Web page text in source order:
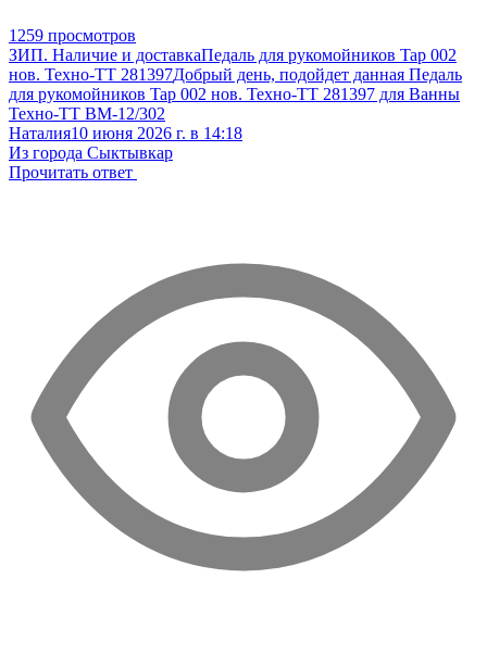
1259 просмотров
ЗИП. Наличие и доставкаПедаль для рукомойников Tap 002
нов. Техно-ТТ 281397Добрый день, подойдет данная Педаль
для рукомойников Tap 002 нов. Техно-ТТ 281397 для Ванны
Техно-ТТ ВМ-12/302
Наталия10 июня 2026 г. в 14:18
Из города Сыктывкар
Прочитать ответ